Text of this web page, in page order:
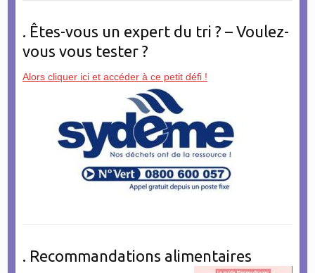
. Êtes-vous un expert du tri ? – Voulez-
vous vous tester ?
Alors cliquer ici et accéder à ce petit défi !
. Recommandations alimentaires